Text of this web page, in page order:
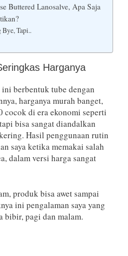
Buttered Lanosalve, Apa Saja
Tapi..
Harganya
berbentuk tube dengan
harganya murah banget,
cocok di era ekonomi seperti
bisa sangat diandalkan
Hasil penggunaan rutin
saya ketika memakai salah
dalam versi harga sangat
produk bisa awet sampai
ini pengalaman saya yang
bibir, pagi dan malam.